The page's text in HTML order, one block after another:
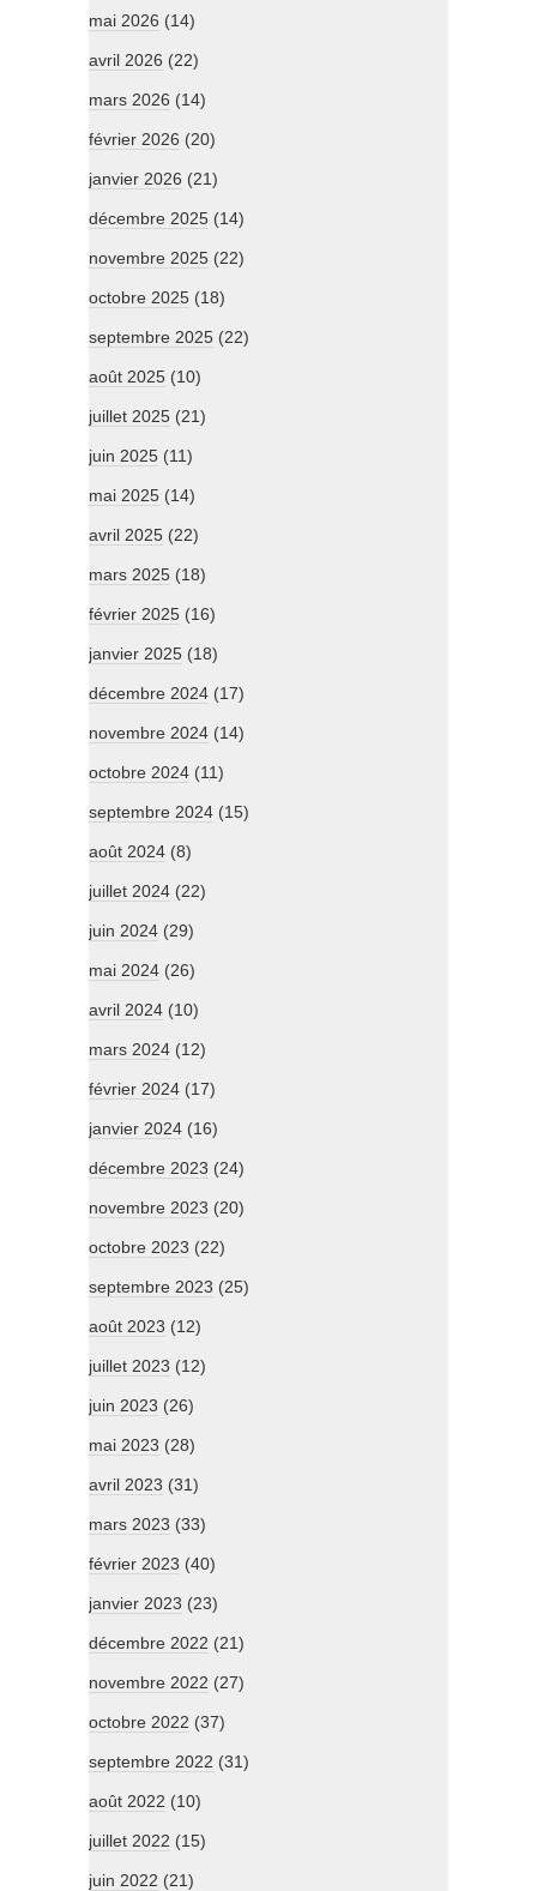
mai 2026 (14)
avril 2026 (22)
mars 2026 (14)
février 2026 (20)
janvier 2026 (21)
décembre 2025 (14)
novembre 2025 (22)
octobre 2025 (18)
septembre 2025 (22)
août 2025 (10)
juillet 2025 (21)
juin 2025 (11)
mai 2025 (14)
avril 2025 (22)
mars 2025 (18)
février 2025 (16)
janvier 2025 (18)
décembre 2024 (17)
novembre 2024 (14)
octobre 2024 (11)
septembre 2024 (15)
août 2024 (8)
juillet 2024 (22)
juin 2024 (29)
mai 2024 (26)
avril 2024 (10)
mars 2024 (12)
février 2024 (17)
janvier 2024 (16)
décembre 2023 (24)
novembre 2023 (20)
octobre 2023 (22)
septembre 2023 (25)
août 2023 (12)
juillet 2023 (12)
juin 2023 (26)
mai 2023 (28)
avril 2023 (31)
mars 2023 (33)
février 2023 (40)
janvier 2023 (23)
décembre 2022 (21)
novembre 2022 (27)
octobre 2022 (37)
septembre 2022 (31)
août 2022 (10)
juillet 2022 (15)
juin 2022 (21)